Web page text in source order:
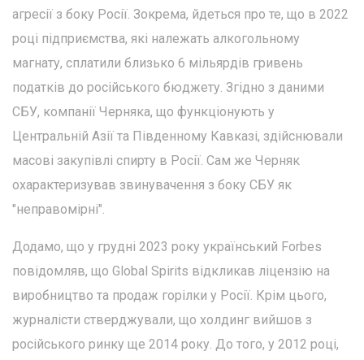
агресії з боку Росії. Зокрема, йдеться про те, що в 2022
році підприємства, які належать алкогольному
магнату, сплатили близько 6 мільярдів гривень
податків до російського бюджету. Згідно з даними
СБУ, компанії Черняка, що функціонують у
Центральній Азії та Південному Кавказі, здійснювали
масові закупівлі спирту в Росії. Сам же Черняк
охарактеризував звинувачення з боку СБУ як
"неправомірні".
Додамо, що у грудні 2023 року український Forbes
повідомляв, що Global Spirits відкликав ліцензію на
виробництво та продаж горілки у Росії. Крім цього,
журналісти стверджували, що холдинг вийшов з
російського ринку ще 2014 року. До того, у 2012 році,